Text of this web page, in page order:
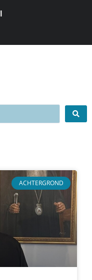
ACHTERGROND